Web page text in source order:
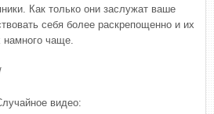
Как только они заслужат ваше
себя более раскрепощенно и их
намного чаще.
видео: